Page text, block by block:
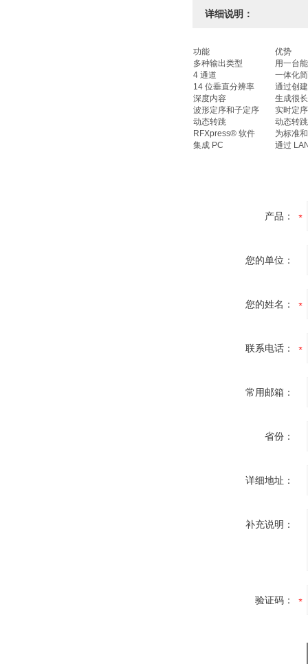
详细说明：
功能
优势
多种输出类型
用一台
4 通道
一体化
14 位垂直分辨率
通过创
深度内容
生成很
波形定序和子定序
实时定
动态转跳
动态转
RFXpress® 软件
为标准
集成 PC
通过
产品：
您的单位：
您的姓名：
联系电话：
常用邮箱：
省份：
详细地址：
补充说明：
验证码：